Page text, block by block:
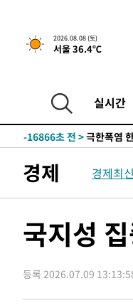
2026.08.08 (토)
서울 36.4℃
실시간
-29912초 전 >강릉에 시
-26019초 전 >백운산서
-21263초 전 >
남자 농구
-20639초 전 >
-16866초 전 >극한폭염
-12401초 전 >
[속보]'압
-1022초 전 >'최고 37도'
-29932초 전 >강릉에 시
-23749초 전 >선재도서
-21283초 전 >남자 농구,
경제 경제최신
국지성
등록 2026.07.09